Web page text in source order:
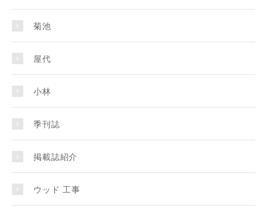
菊池
屋代
小林
季刊誌
掲載誌紹介
ウッド 工事